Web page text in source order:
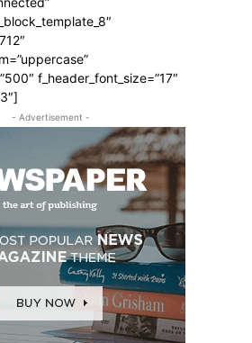
f_header_font_size=”17″
- Advertisement -